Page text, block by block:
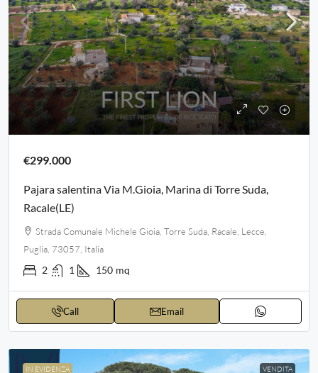
€299.000
Pajara salentina Via M.Gioia, Marina di Torre Suda,
Racale(LE)
Strada Comunale Michele Gioia, Torre Suda, Racale, Lecce,
Puglia, 73057, Italia
2 1 150 mq
Call Email
IN EVIDENZA VENDITA